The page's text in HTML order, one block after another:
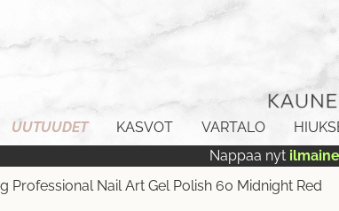
UUTUUDET KASVOT VARTALO
Nappaa nyt
Professional Nail Art Gel Polish 60 Midnight Red